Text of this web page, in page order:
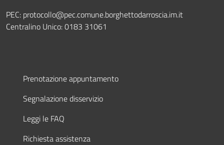
PEC: protocollo@pec.comune.borghettodarroscia.im.it
Centralino Unico:0183 31061
Prenotazione appuntamento
Segnalazione disservizio
Leggi le FAQ
Richiesta assistenza